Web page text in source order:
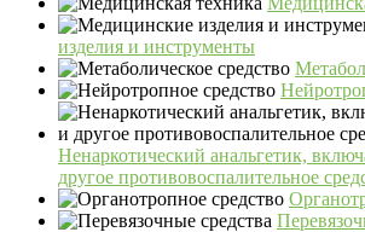
изделия и инструменты
Ненаркотический анальгетик,
другое противовоспалительное